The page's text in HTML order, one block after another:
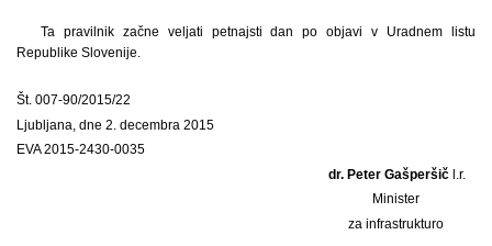
Ta pravilnik začne veljati petnajsti dan po objavi v Uradnem listu
Republike Slovenije.
Št. 007-90/2015/22
Ljubljana, dne 2. decembra 2015
EVA 2015-2430-0035
dr. Peter Gašperšič l.r.
Minister
za infrastrukturo